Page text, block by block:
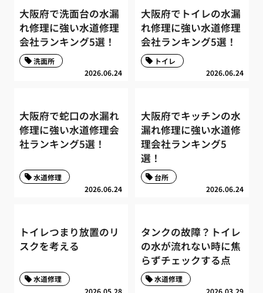
大阪府で洗面台の水漏
れ修理に強い水道修理
会社ランキング5選！
2026.06.24
洗面所
大阪府でトイレの水漏
れ修理に強い水道修理
会社ランキング5選！
2026.06.24
トイレ
大阪府で蛇口の水漏れ
修理に強い水道修理会
社ランキング5選！
2026.06.24
水道修理
大阪府でキッチンの水
漏れ修理に強い水道修
理会社ランキング5
選！
2026.06.24
台所
トイレつまり放置のリ
スクを考える
2026.05.28
水道修理
タンクの故障？トイレ
の水が流れない時に焦
らずチェックする点
2026.03.29
水道修理